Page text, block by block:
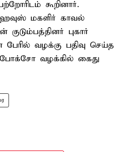
கூறினார்.
மகளிர் காவல்
குடும்பத்தினர் புகார்
பேரில் வழக்கு பதிவு செய்த
வழக்கில் கைது